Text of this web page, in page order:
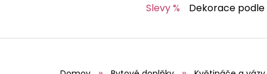
Slevy % Dekorace podle